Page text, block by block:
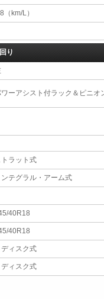
（km/L）
り
ーアシスト付ラック＆ピニオ
ラット式
テグラル・アーム式
40R18
40R18
ィスク式
ィスク式